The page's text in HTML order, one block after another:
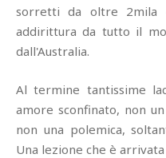
sorretti da oltre 2mila
addirittura da tutto il
dall'Australia.
Al termine tantissime
amore sconfinato, non
non una polemica,
Una lezione che è